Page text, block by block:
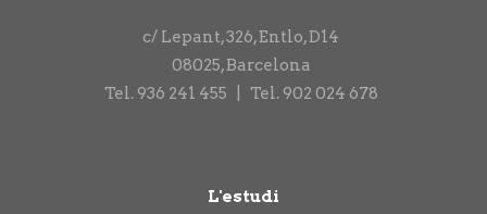
c/ Lepant, 326, Entlo, D14
08025,Barcelona
Tel. 936 241 455 Tel. 902 024 678
L'estudi